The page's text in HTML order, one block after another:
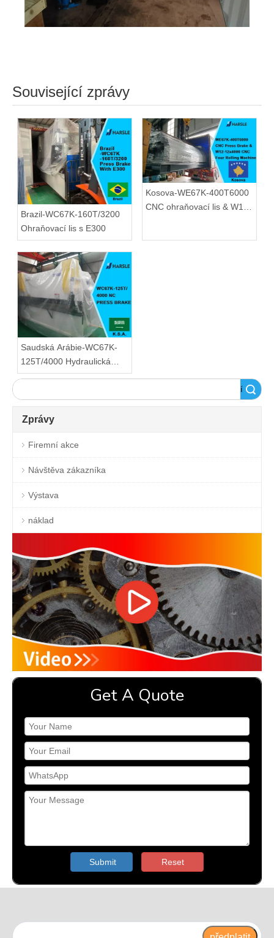
Související zprávy
Brazil-WC67K-160T/3200
Ohraňovací lis s E300
Kosova-WE67K-400T6000
CNC ohraňovací lis & W12-
Saudská Arábie-WC67K-
125T/4000 Hydraulická
ohýbačka
Vyhledávání
Zprávy
Firemní akce
Návštěva zákazníka
Výstava
náklad
Get A Quote
Submit Reset